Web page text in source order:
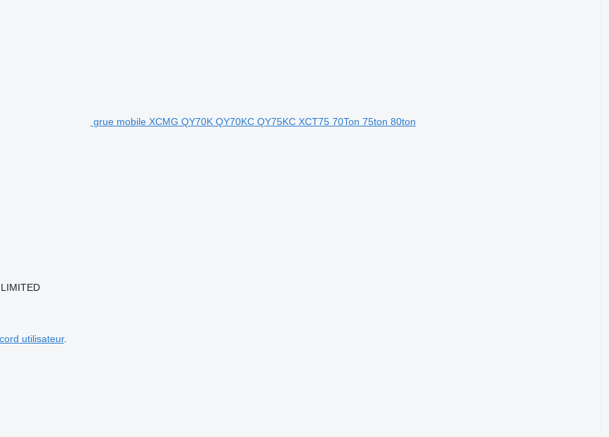
grue mobile XCMG QY70K QY70KC QY75KC XCT75 70Ton 75ton 80ton
utilisateur.